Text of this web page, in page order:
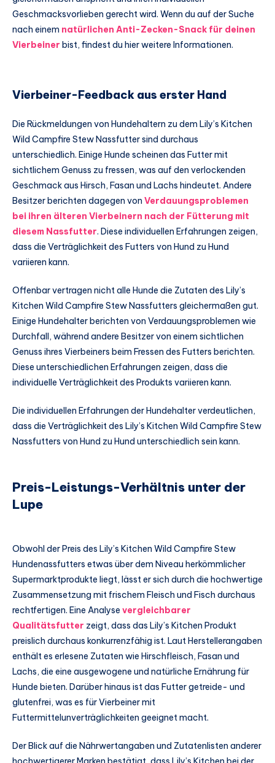
Geschmacksvorlieben gerecht wird. Wenn du auf der Suche
nach einem natürlichen Anti-Zecken-Snack für deinen
Vierbeiner bist, findest du hier weitere Informationen.
Vierbeiner-Feedback aus erster Hand
Die Rückmeldungen von Hundehaltern zu dem Lily’s Kitchen
Wild Campfire Stew Nassfutter sind durchaus
unterschiedlich. Einige Hunde scheinen das Futter mit
sichtlichem Genuss zu fressen, was auf den verlockenden
Geschmack aus Hirsch, Fasan und Lachs hindeutet. Andere
Besitzer berichten dagegen von Verdauungsproblemen
bei ihren älteren Vierbeinern nach der Fütterung mit
diesem Nassfutter. Diese individuellen Erfahrungen zeigen,
dass die Verträglichkeit des Futters von Hund zu Hund
variieren kann.
Offenbar vertragen nicht alle Hunde die Zutaten des Lily’s
Kitchen Wild Campfire Stew Nassfutters gleichermaßen gut.
Einige Hundehalter berichten von Verdauungsproblemen wie
Durchfall, während andere Besitzer von einem sichtlichen
Genuss ihres Vierbeiners beim Fressen des Futters berichten.
Diese unterschiedlichen Erfahrungen zeigen, dass die
individuelle Verträglichkeit des Produkts variieren kann.
Die individuellen Erfahrungen der Hundehalter verdeutlichen,
dass die Verträglichkeit des Lily’s Kitchen Wild Campfire Stew
Nassfutters von Hund zu Hund unterschiedlich sein kann.
Preis-Leistungs-Verhältnis unter der
Lupe
Obwohl der Preis des Lily’s Kitchen Wild Campfire Stew
Hundenassfutters etwas über dem Niveau herkömmlicher
Supermarktprodukte liegt, lässt er sich durch die hochwertige
Zusammensetzung mit frischem Fleisch und Fisch durchaus
rechtfertigen. Eine Analyse vergleichbarer
Qualitätsfutter zeigt, dass das Lily’s Kitchen Produkt
preislich durchaus konkurrenzfähig ist. Laut Herstellerangaben
enthält es erlesene Zutaten wie Hirschfleisch, Fasan und
Lachs, die eine ausgewogene und natürliche Ernährung für
Hunde bieten. Darüber hinaus ist das Futter getreide- und
glutenfrei, was es für Vierbeiner mit
Futtermittelunverträglichkeiten geeignet macht.
Der Blick auf die Nährwertangaben und Zutatenlisten anderer